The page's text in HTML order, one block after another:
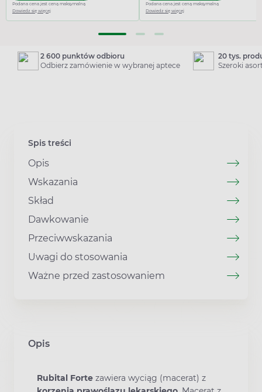
Podana cena jest ceną maksymalną
Dowiedz się więcej
Podana cena jest ceną maksymalną
Dowiedz się więcej
2 600 punktów odbioru
Odbierz zamówienie w wybranej aptece
20 tys.
Szeroki
Spis treści
Opis
Wskazania
Skład
Dawkowanie
Przeciwwskazania
Uwagi do stosowania
Ważne przed zastosowaniem
Opis
Rubital Forte zawiera wyciąg (macerat) z